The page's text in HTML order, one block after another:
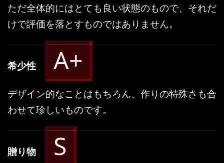
ただ全体的にはとても良い状態のもので、それだ
けで評価を落とすものではありません。
希少性 A+
デザイン的なことはもちろん、作りの特殊さも合
わせて珍しいものです。
贈り物 S